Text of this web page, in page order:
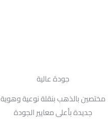
جودة عالية
مختصين بالذهب بنقلة نوعية وهوية
جديدة بأعلى معايير الجودة